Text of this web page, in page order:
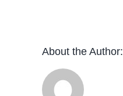
About the Author: